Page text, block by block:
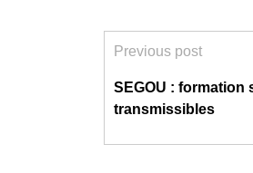
Previous post
SEGOU : formation
transmissibles